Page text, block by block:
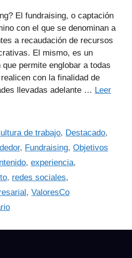
El fundraising, o captación
con el que se denominan a
a recaudación de recursos
El mismo, es un
permite englobar a todas
con la finalidad de
llevadas adelante … Leer
de trabajo, Destacado,
, Fundraising, Objetivos
,experiencia,
, redes sociales,
, ValoresCo